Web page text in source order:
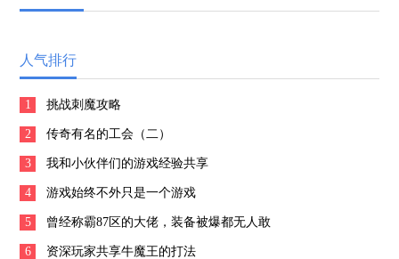
人气排行
1 挑战刺魔攻略
2 传奇有名的工会（二）
3 我和小伙伴们的游戏经验共享
4 游戏始终不外只是一个游戏
5 曾经称霸87区的大佬，装备被爆都无人敢
捡？！
6 资深玩家共享牛魔王的打法